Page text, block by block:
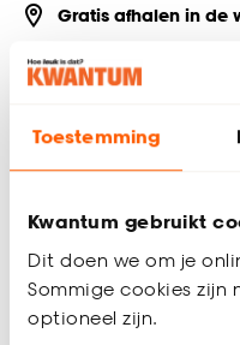
Toestemming
Kwantum gebruikt
Dit doen we om je
Sommige cookies zijn
optioneel zijn.
Gratis afhalen in de
Productomschrijving
Verduisterend rolgordijn
Ideaal voor slaapkamers.
korten. Eenvoudig met